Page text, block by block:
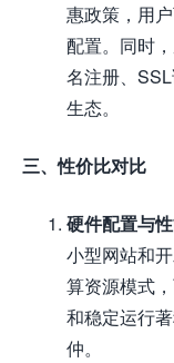
惠政策，用
配置。同时
名注册、
生态。
三、性价比对比
硬件配置与
小型网站和
算资源模式
和稳定运行
仲。